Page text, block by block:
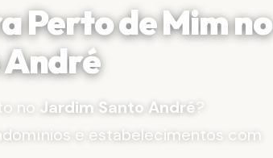
Perto de Mim no
no Jardim Santo André?
e estabelecimentos com